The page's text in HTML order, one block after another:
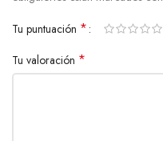
Tu puntuación *
Tu valoración *